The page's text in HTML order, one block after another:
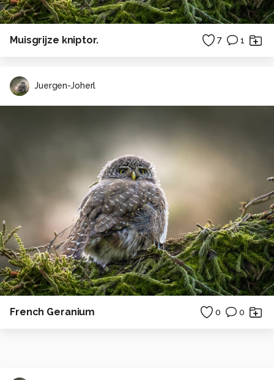
Muisgrijze kniptor. 7 1
Juergen-Joherl
French Geranium 0 0